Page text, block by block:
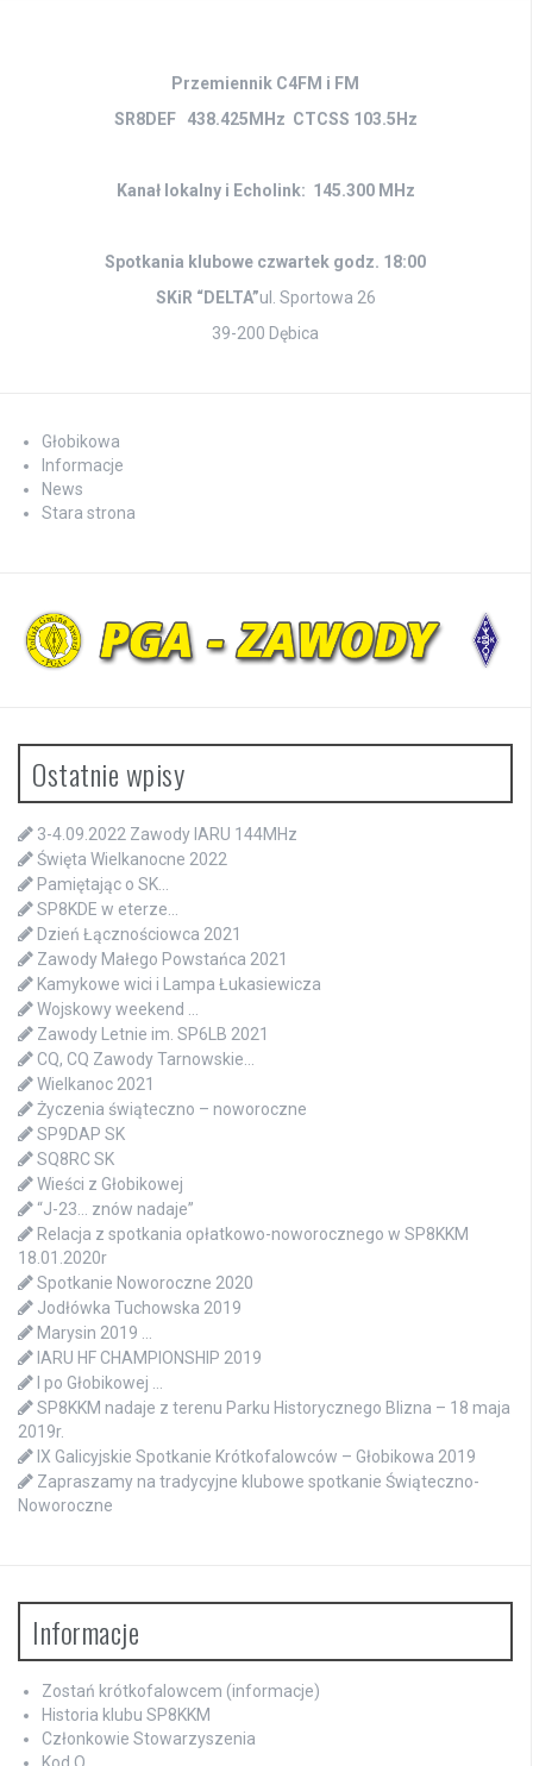
Przemiennik C4FM i FM
SR8DEF 438.425MHz CTCSS 103.5Hz
Kanał lokalny i Echolink: 145.300 MHz
Spotkania klubowe czwartek godz. 18:00
SKiR “DELTA”ul. Sportowa 26
39-200 Dębica
Głobikowa
Informacje
News
Stara strona
Ostatnie wpisy
3-4.09.2022 Zawody IARU 144MHz
Święta Wielkanocne 2022
Pamiętając o SK…
SP8KDE w eterze…
Dzień Łącznościowca 2021
Zawody Małego Powstańca 2021
Kamykowe wici i Lampa Łukasiewicza
Wojskowy weekend …
Zawody Letnie im. SP6LB 2021
CQ, CQ Zawody Tarnowskie…
Wielkanoc 2021
Życzenia świąteczno – noworoczne
SP9DAP SK
SQ8RC SK
Wieści z Głobikowej
“J-23… znów nadaje”
Relacja z spotkania opłatkowo-noworocznego w SP8KKM
18.01.2020r
Spotkanie Noworoczne 2020
Jodłówka Tuchowska 2019
Marysin 2019 …
IARU HF CHAMPIONSHIP 2019
I po Głobikowej …
SP8KKM nadaje z terenu Parku Historycznego Blizna – 18 maja
2019r.
IX Galicyjskie Spotkanie Krótkofalowców – Głobikowa 2019
Zapraszamy na tradycyjne klubowe spotkanie Świąteczno-
Noworoczne
Informacje
Zostań krótkofalowcem (informacje)
Historia klubu SP8KKM
Członkowie Stowarzyszenia